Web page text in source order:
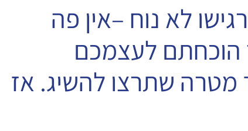
לא נוח –אין פה
הוכחתם לעצמכם
מטרה שתרצו להשיג. אז